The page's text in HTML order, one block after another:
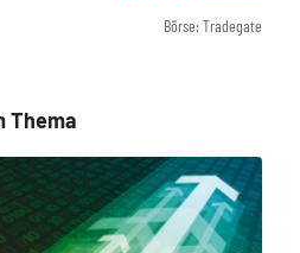
Börse: Tradegate
Thema